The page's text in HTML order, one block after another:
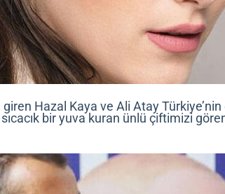
giren Hazal Kaya ve Ali Atay
bir yuva kuran ünlü çiftimizi